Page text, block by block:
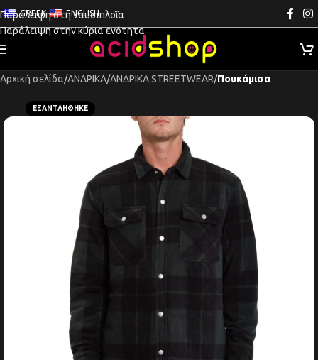
Παράλειψη στη ναυσιπλοΐα
Παράλειψη στην κύρια ενότητα
GREEK ENGLISH
Αρχική σελίδα ΑΝΔΡΙΚΑ ΑΝΔΡΙΚΑ STREETWEAR Πουκάμισα
ΕΞΑΝΤΛΉΘΗΚΕ